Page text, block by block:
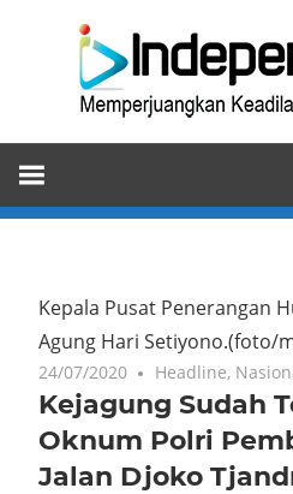
Memperjuangkan
Keadilan
dan
Kepala Pusat Penerangan
Agung Hari Setiyono.(foto/
24/07/2020 Headline,
Kejagung Sudah
Oknum Polri
Jalan Djoko